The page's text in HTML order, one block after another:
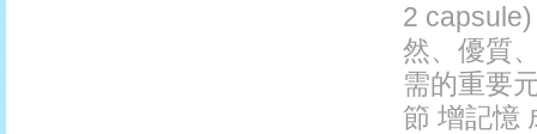
2
然、優質
需的重要
節 增記憶